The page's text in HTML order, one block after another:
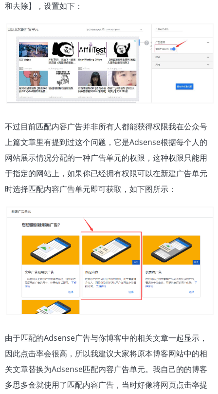
和去除】，设置如下：
不过目前匹配内容广告并非所有人都能获得权限我在公众号
上篇文章里有提到过这个问题，它是Adsense根据每个人的
网站展示情况分配的一种广告单元的权限，这种权限只能用
于指定的网站上，如果你已经拥有权限可以在新建广告单元
时选择匹配内容广告单元即可获取，如下图所示：
由于匹配的Adsense广告与你博客中的相关文章一起显示，
因此点击率会很高，所以我建议大家将原本博客网站中的相
关文章替换为Adsense匹配内容广告单元。我自己的的博客
多思多金就使用了匹配内容广告，当时好像将网页点击率提